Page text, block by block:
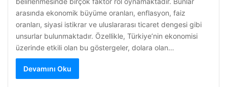
arasında ekonomik büyüme oranları, enflasyon, faiz
oranları, siyasi istikrar ve uluslararası ticaret dengesi gibi
unsurlar bulunmaktadır. Özellikle, Türkiye’nin ekonomisi
üzerinde etkili olan bu göstergeler, dolara olan…
Devamını Oku